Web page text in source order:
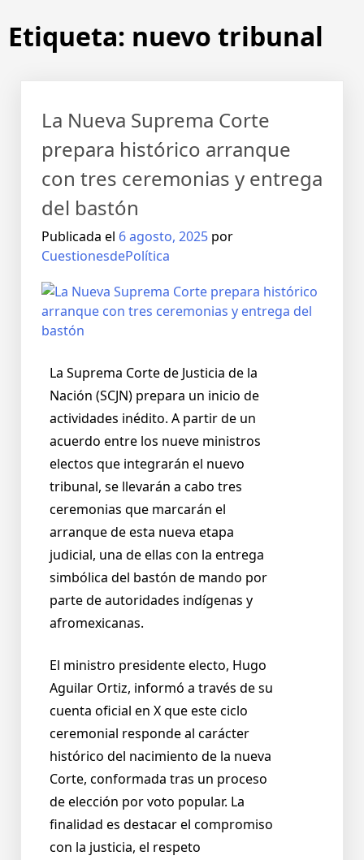
Etiqueta: nuevo tribunal
La Nueva Suprema Corte
prepara histórico arranque
con tres ceremonias y entrega
del bastón
Publicada el 6 agosto, 2025 por
CuestionesdePolítica
La Suprema Corte de Justicia de la
Nación (SCJN) prepara un inicio de
actividades inédito. A partir de un
acuerdo entre los nueve ministros
electos que integrarán el nuevo
tribunal, se llevarán a cabo tres
ceremonias que marcarán el
arranque de esta nueva etapa
judicial, una de ellas con la entrega
simbólica del bastón de mando por
parte de autoridades indígenas y
afromexicanas.
El ministro presidente electo, Hugo
Aguilar Ortiz, informó a través de su
cuenta oficial en X que este ciclo
ceremonial responde al carácter
histórico del nacimiento de la nueva
Corte, conformada tras un proceso
de elección por voto popular. La
finalidad es destacar el compromiso
con la justicia, el respeto